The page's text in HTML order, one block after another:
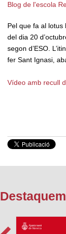
Blog de l'escola
Pel que fa al lotus
del dia 20
segon d’ESO.
fer Sant Ignasi,
Vídeo amb recull
Destaquem